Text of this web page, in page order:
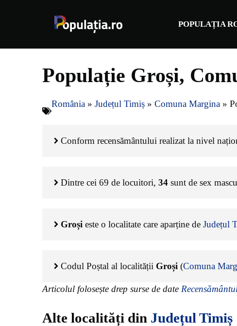
POPULAȚIA
Populație Groși,
România » Județul Timiș » Comuna Margina »
Conform recensământului realizat la nivel
Dintre cei 69 de locuitori, 34 sunt de sex
Groși este o localitate care aparține de Județul
Codul Poștal al localității Groși (Comuna
Articolul folosește drep surse de date
Alte localități din Județul Timiș